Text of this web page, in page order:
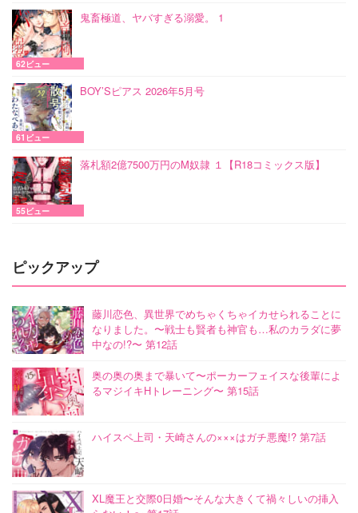
鬼畜極道、ヤバすぎる溺愛。 1
62ビュー
BOY’Sピアス 2026年5月号
61ビュー
落札額2億7500万円のM奴隷 １【R18コミックス版】
55ビュー
ピックアップ
藤川恋色、異世界でめちゃくちゃイカせられることに
なりました。〜戦士も賢者も神官も…私のカラダに夢
中なの!?〜 第12話
奥の奥の奥まで暴いて〜ポーカーフェイスな後輩によ
るマジイキHトレーニング〜 第15話
ハイスペ上司・天崎さんの×××はガチ悪魔!? 第7話
XL魔王と交際0日婚〜そんな大きくて禍々しいの挿入